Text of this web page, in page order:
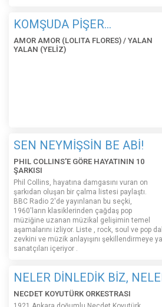
KOMŞUDA PİŞER...
AMOR AMOR (LOLITA FLORES) / YALAN
YALAN (YELİZ)
SEN NEYMİŞSİN BE ABİ!
PHIL COLLINS'E GÖRE HAYATININ 10
ŞARKISI
Phil Collins, hayatına damgasını vuran on
şarkıdan oluşan bir çalma listesi paylaştı.
BBC Radio 2'de yayınlanan bu seçki,
1960'ların klasiklerinden çağdaş pop
müziğine uzanan müzikal gelişimin temel
aşamalarını izliyor. Liste , rock, soul ve pop
zevkini ve müzik anlayışını şekillendirmeye
sanatçıları içeriyor .
NELER DİNLEDİK BİZ,
NECDET KOYUTÜRK ORKESTRASI